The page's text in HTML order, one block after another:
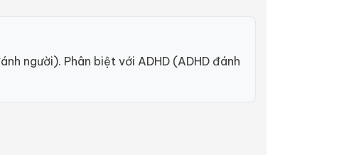
người). Phân biệt với ADHD (ADHD đánh